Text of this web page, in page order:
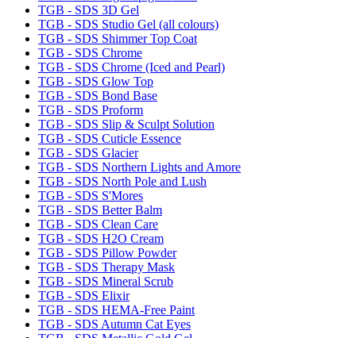
TGB - SDS 3D Gel
TGB - SDS Studio Gel (all colours)
TGB - SDS Shimmer Top Coat
TGB - SDS Chrome
TGB - SDS Chrome (Iced and Pearl)
TGB - SDS Glow Top
TGB - SDS Bond Base
TGB - SDS Proform
TGB - SDS Slip & Sculpt Solution
TGB - SDS Cuticle Essence
TGB - SDS Glacier
TGB - SDS Northern Lights and Amore
TGB - SDS North Pole and Lush
TGB - SDS S'Mores
TGB - SDS Better Balm
TGB - SDS Clean Care
TGB - SDS H2O Cream
TGB - SDS Pillow Powder
TGB - SDS Therapy Mask
TGB - SDS Mineral Scrub
TGB - SDS Elixir
TGB - SDS HEMA-Free Paint
TGB - SDS Autumn Cat Eyes